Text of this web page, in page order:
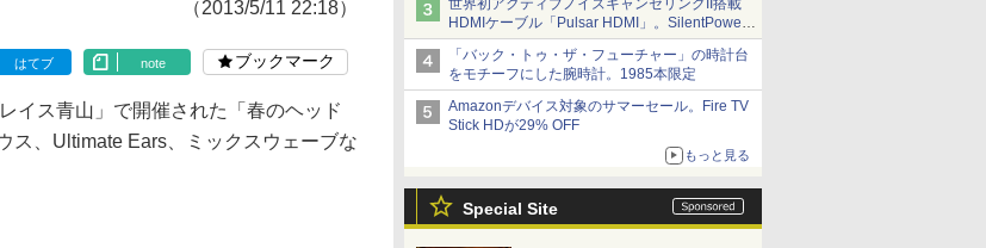
世界初アクティブノイズキャンセリングII搭載
HDMIケーブル「Pulsar HDMI」。SilentPower
から
「バック・トゥ・ザ・フューチャー」の時計台
をモチーフにした腕時計。1985本限定
Amazonデバイス対象のサマーセール。Fire TV
Stick HDが29% OFF
もっと見る
Special Site
（2013/5/11 22:18）
はてブ note ブックマーク
イス青山」で開催された「春のヘッド
ス、Ultimate Ears、ミックスウェーブな